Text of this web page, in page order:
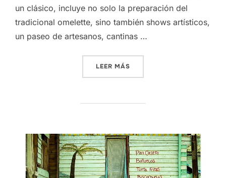
un clásico, incluye no solo la preparación del
tradicional omelette, sino también shows artísticos,
un paseo de artesanos, cantinas …
LEER MÁS